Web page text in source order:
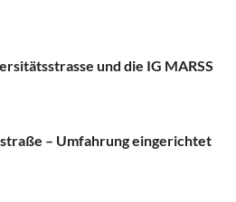
und die IG MARSS
­– Umfahrung eingerichtet